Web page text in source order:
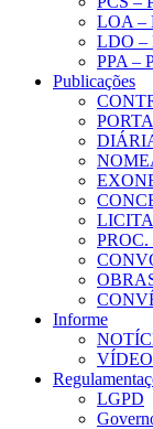
LOA –
LDO –
PPA –
Publicações
Informe
LGPD